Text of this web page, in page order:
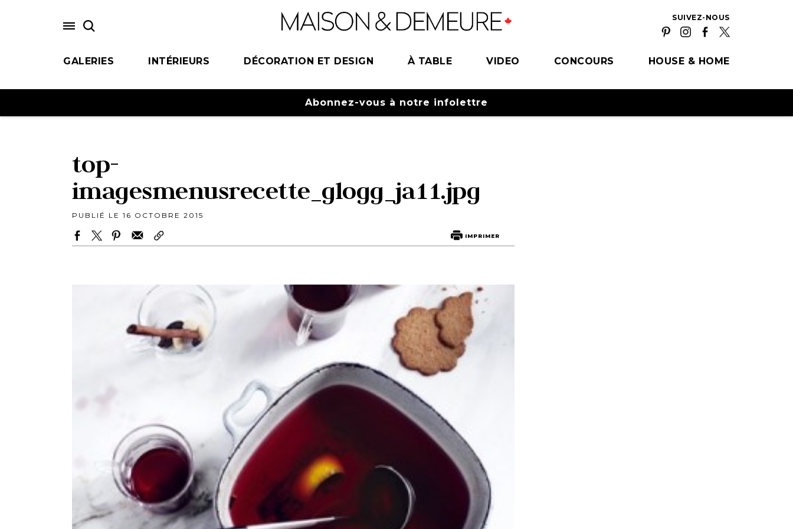
SUIVEZ-NOUS
GALERIES INTÉRIEURS DÉCORATION ET DESIGN À TABLE VIDEO CONCOURS HOUSE & HOME
Abonnez-vous à notre infolettre
top-
imagesmenusrecette_glogg_ja11.jpg
PUBLIÉ LE 16 OCTOBRE 2015
IMPRIMER